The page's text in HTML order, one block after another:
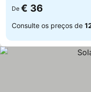
De € 36
Consulte os preços de